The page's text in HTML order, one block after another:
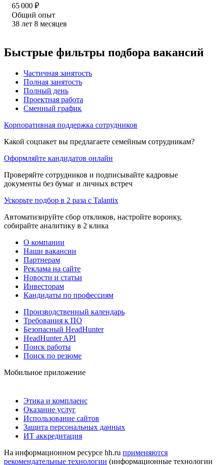
65 000 ₽
Общий опыт
38 лет 8 месяцев
Быстрые фильтры подбора вакансий
Частичная занятость
Полная занятость
Полный день
Проектная работа
Сменный график
Корпоративная поддержка сотрудников
Какой соцпакет вы предлагаете семейным сотрудникам?
Оформляйте кандидатов онлайн
Проверяйте сотрудников и подписывайте кадровые
документы без бумаг и личных встреч
Ускорьте подбор в 2 раза с Talantix
Автоматизируйте сбор откликов, настройте воронку,
собирайте аналитику в 2 клика
О компании
Наши вакансии
Партнерам
Реклама на сайте
Новости и статьи
Инвесторам
Кандидаты по профессиям
Производственный календарь
Требования к ПО
Безопасный HeadHunter
HeadHunter API
Поиск работы
Поиск по резюме
Мобильное приложение
Этика и комплаенс
Оказание услуг
Использование сайтов
Защита персональных данных
ИТ аккредитация
На информационном ресурсе hh.ru применяются
рекомендательные технологии (информационные технологии